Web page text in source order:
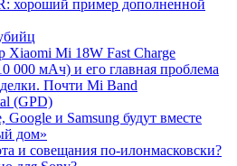
хороший пример дополненной
Xiaomi Mi 18W Fast Charge
000 мАч) и его главная проблема
Почти Mi Band
(GPD)
Google и Samsung будут вместе
дом»
и совещания по-илонмасковски?